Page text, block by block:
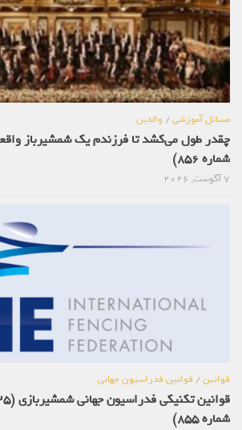
مسائل آموزشی/والدین
چقدر طول می‌کشد تا فرزندم یک شمشیرباز واقعاً
شماره 856)
قوانین/قوانین فدراسیون جهانی
شماره 855)